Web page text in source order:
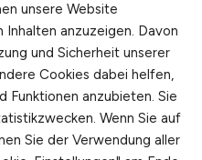
(w/m/d)
Bundes
unsere Website
anzuzeigen. Davon
und Sicherheit unserer
Cookies dabei helfen,
Funktionen anzubieten. Sie
Wenn Sie auf
Sie der Verwendung aller